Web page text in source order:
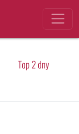
Top 2 dny